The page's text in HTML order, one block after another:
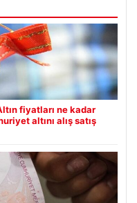
fiyatları ne kadar
altını alış satış